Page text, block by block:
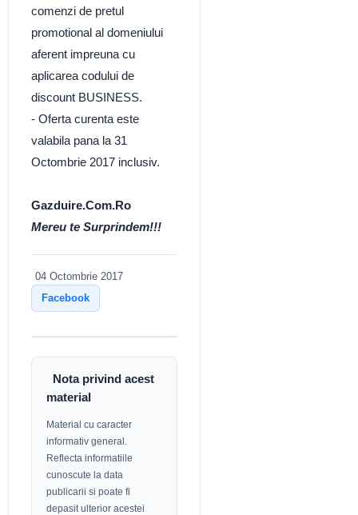
comenzi de pretul
promotional al domeniului
aferent impreuna cu
aplicarea codului de
discount BUSINESS.
- Oferta curenta este
valabila pana la 31
Octombrie 2017 inclusiv.
Gazduire.Com.Ro
Mereu te Surprindem!!!
04 Octombrie 2017
Facebook
Nota privind acest
material
Material cu caracter
informativ general.
Reflecta informatiile
cunoscute la data
publicarii si poate fi
depasit ulterior acestei